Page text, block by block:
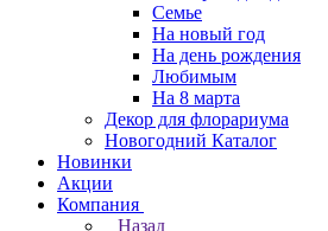
Семье
На новый год
На день рождения
Любимым
На 8 марта
Декор для флорариума
Новогодний Каталог
Новинки
Акции
Компания
Назад